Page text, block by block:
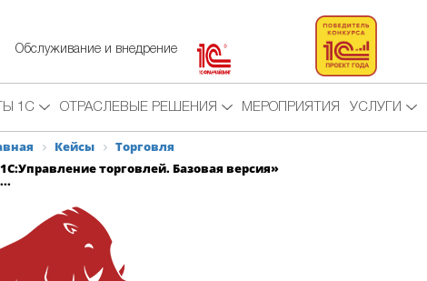
Обслуживание и внедрение
1С ОТРАСЛЕВЫЕ РЕШЕНИЯ МЕРОПРИЯТИЯ УСЛУГИ
Кейсы
Торговля
торговлей. Базовая версия»